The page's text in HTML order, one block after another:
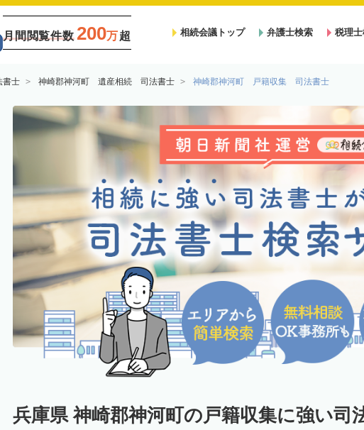
月間閲覧件数 200万超 相続会議トップ 弁護士検索 税理
士 神崎郡神河町 遺産相続 司法書士 神崎郡神河町 戸籍収集 司法書士
兵庫県 神崎郡神河町の戸籍収集に強い司